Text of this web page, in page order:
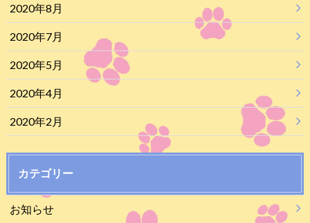
2020年8月
2020年7月
2020年5月
2020年4月
2020年2月
カテゴリー
お知らせ